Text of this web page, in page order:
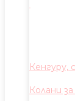
Кенгуру,
Колани